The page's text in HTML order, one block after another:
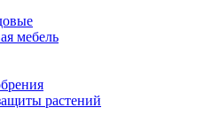
мебель
растений